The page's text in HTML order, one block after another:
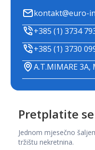
kontakt@euro-
+385 (1) 3734
+385 (1) 3730
A.T.MIMARE
Pretplatite
Jednom mjesečno
tržištu nekretnina.